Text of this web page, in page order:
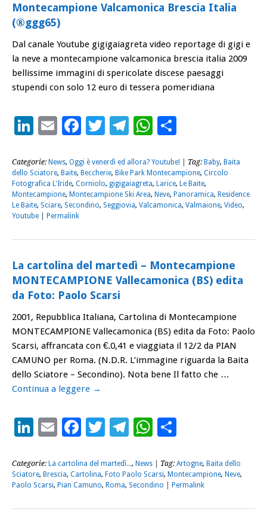
Montecampione Valcamonica Brescia Italia
(®ggg65)
Dal canale Youtube gigigaiagreta video reportage di gigi e
la neve a montecampione valcamonica brescia italia 2009
bellissime immagini di spericolate discese paesaggi
stupendi con solo 12 euro di tessera pomeridiana
LinkedIn
EmailFacebook
Twitter
Telegram
WhatsApp
Categorie: News, Oggi è venerdì ed allora? Youtube! | Tag: Baby, Baita
dello Sciatore, Baite, Beccherie, Bike Park Montecampione, Circolo
Fotografica L'Iride, Corniolo, gigigaiagreta, Larice, Le Baite,
Montecampione, Montecampione Ski Area, Neve, Panoramica, Residence
Le Baite, Sciare, Secondino, Seggiovia, Valcamonica, Valmaione, Video,
Youtube
Permalink
La cartolina del martedì – Montecampione
MONTECAMPIONE Vallecamonica (BS) edita
da Foto: Paolo Scarsi
2001, Repubblica Italiana, Cartolina di Montecampione
MONTECAMPIONE Vallecamonica (BS) edita da Foto: Paolo
Scarsi, affrancata con €.0,41 e viaggiata il 12/2 da PIAN
CAMUNO per Roma. (N.D.R. L’immagine riguarda la Baita
dello Sciatore – Secondino). Nota bene Il fatto che …
Continua a leggere →
LinkedIn
EmailFacebook
Twitter
Telegram
WhatsApp
Categorie: La cartolina del martedì..., News | Tag: Artogne, Baita dello
Sciatore, Brescia, Cartolina, Foto Paolo Scarsi, Montecampione, Neve,
Paolo Scarsi, Pian Camuno, Roma, Secondino Permalink